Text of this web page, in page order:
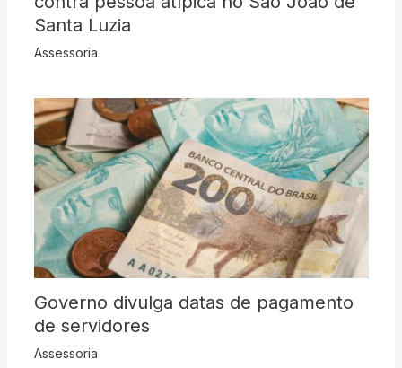
Santa Luzia
Assessoria
Governo divulga datas de pagamento
de servidores
Assessoria